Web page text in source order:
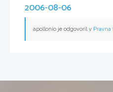
2006-08-06
apollonio je odgovoril v